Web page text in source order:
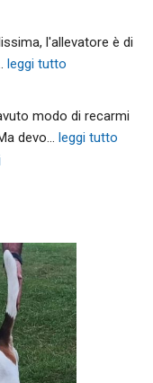
l'allevatore è di
leggi tutto
modo di recarmi
devo... leggi tutto